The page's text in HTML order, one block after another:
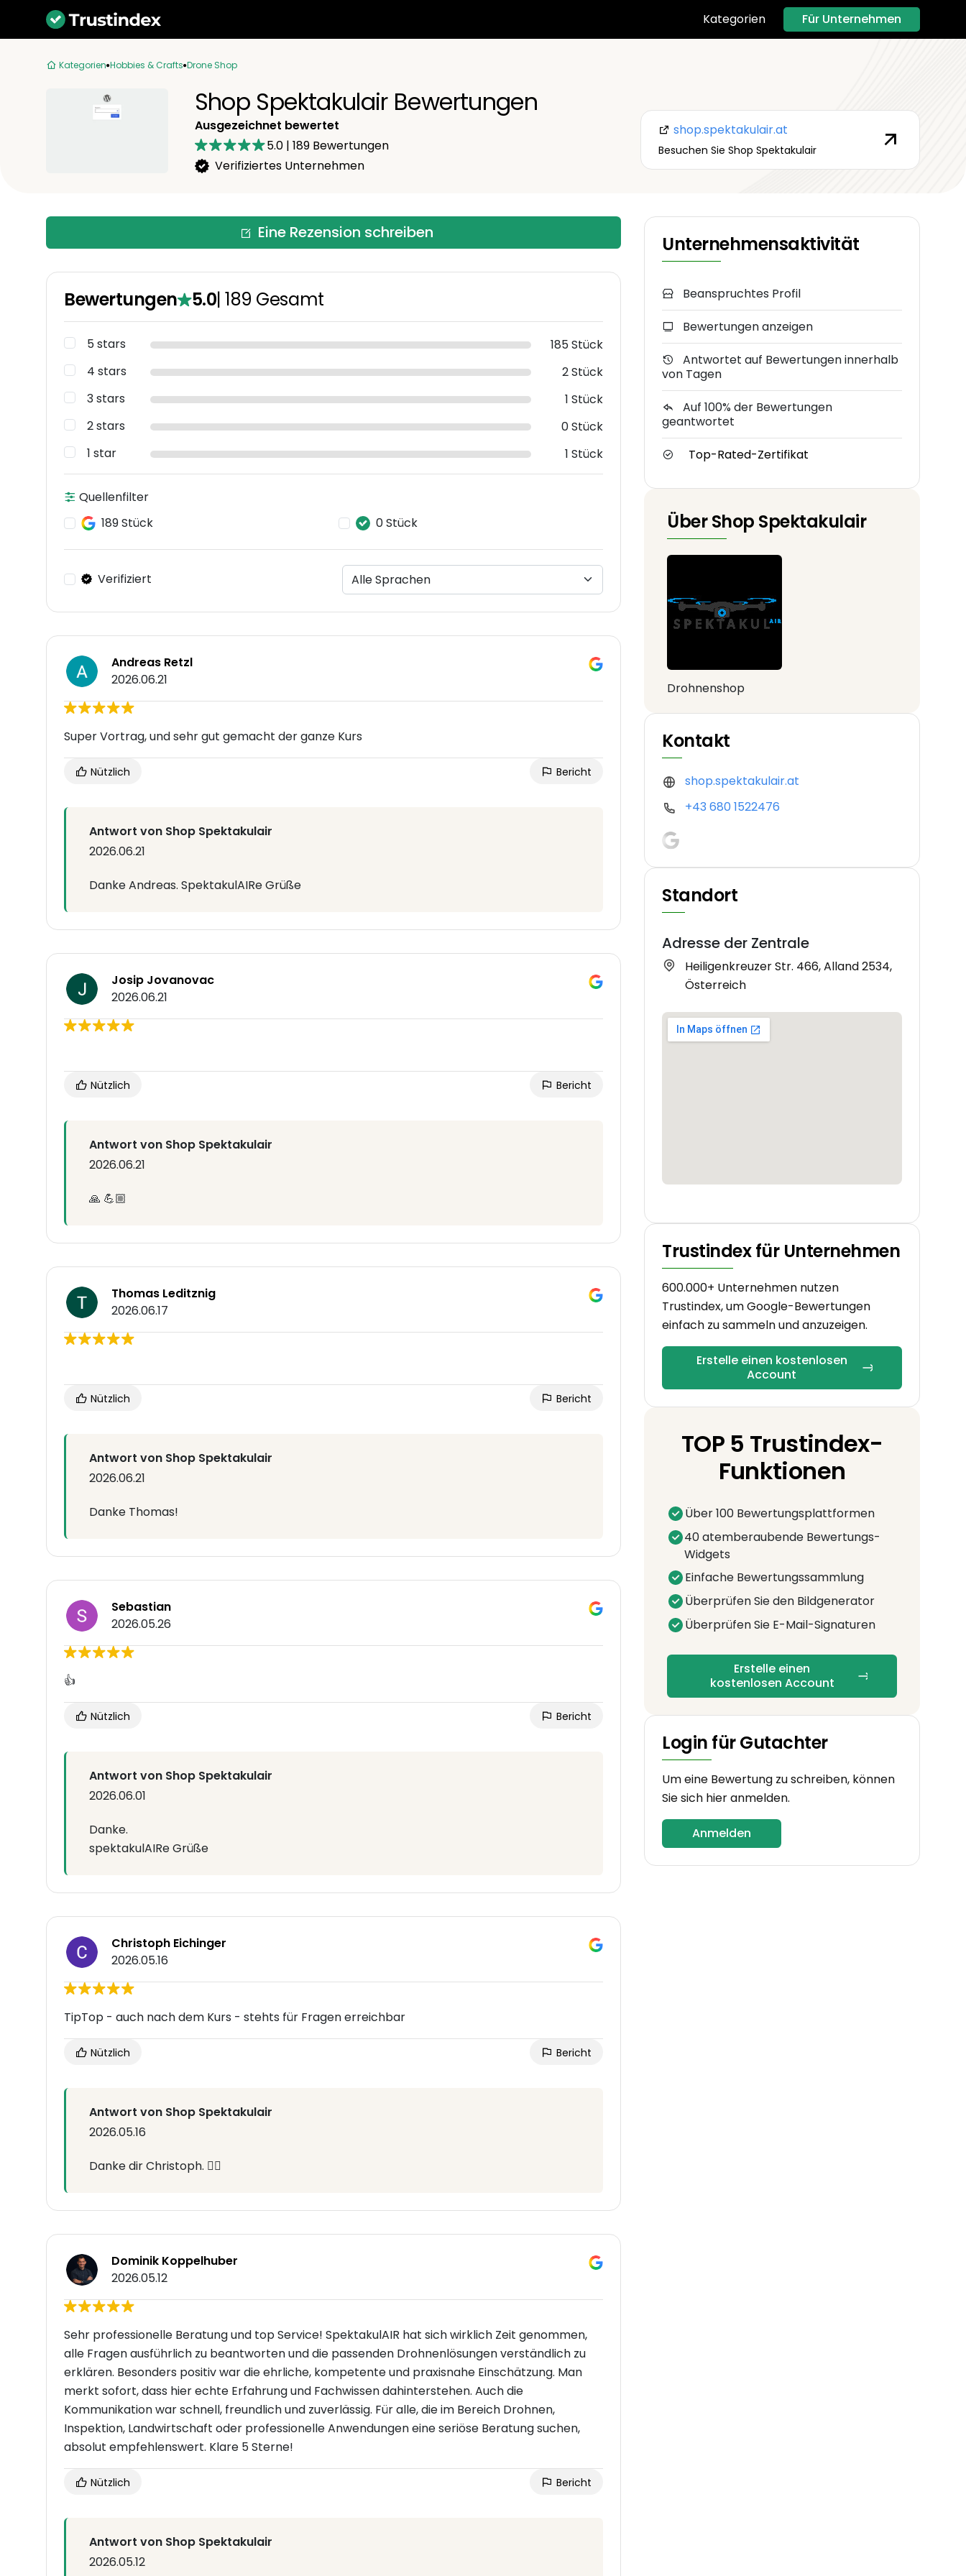
Kategorien Für Unternehmen
Kategorien Hobbies & Crafts Drone Shop
Shop Spektakulair Bewertungen
Ausgezeichnet bewertet
5.0 | 189Bewertungen
Verifiziertes Unternehmen
shop.spektakulair.at
Besuchen Sie Shop Spektakulair
Eine Rezension schreiben
Bewertungen 5.0|189 Gesamt
5 stars
185 Stück
4 stars
2 Stück
3 stars
1 Stück
2 stars
0 Stück
1 star
1 Stück
Quellenfilter
189 Stück
0 Stück
Verifiziert
Andreas Retzl
2026.06.21
Super Vortrag, und sehr gut gemacht der ganze Kurs
Nützlich Bericht
Antwort von Shop Spektakulair
2026.06.21
Danke Andreas. SpektakulAIRe Grüße
Josip Jovanovac
2026.06.21
Nützlich Bericht
Antwort von Shop Spektakulair
2026.06.21
🙏 💪🏼
Thomas Leditznig
2026.06.17
Nützlich Bericht
Antwort von Shop Spektakulair
2026.06.21
Danke Thomas!
Sebastian
2026.05.26
👍
Nützlich Bericht
Antwort von Shop Spektakulair
2026.06.01
Danke.
spektakulAIRe Grüße
Christoph Eichinger
2026.05.16
TipTop - auch nach dem Kurs - stehts für Fragen erreichbar
Nützlich Bericht
Antwort von Shop Spektakulair
2026.05.16
Danke dir Christoph. 👍🏻
Dominik Koppelhuber
2026.05.12
Sehr professionelle Beratung und top Service! SpektakulAIR hat sich wirklich Zeit genommen,
alle Fragen ausführlich zu beantworten und die passenden Drohnenlösungen verständlich zu
erklären. Besonders positiv war die ehrliche, kompetente und praxisnahe Einschätzung. Man
merkt sofort, dass hier echte Erfahrung und Fachwissen dahinterstehen. Auch die
Kommunikation war schnell, freundlich und zuverlässig. Für alle, die im Bereich Drohnen,
Inspektion, Landwirtschaft oder professionelle Anwendungen eine seriöse Beratung suchen,
absolut empfehlenswert. Klare 5 Sterne!
Nützlich Bericht
Antwort von Shop Spektakulair
2026.05.12
Unternehmensaktivität
Beanspruchtes Profil
Bewertungen anzeigen
Antwortet auf Bewertungen innerhalb
von Tagen
Auf 100% der Bewertungen
geantwortet
Top-Rated-Zertifikat
Über Shop Spektakulair
Drohnenshop
Kontakt
shop.spektakulair.at
+43 680 1522476
Standort
Adresse der Zentrale
Heiligenkreuzer Str. 466, Alland 2534,
Österreich
Trustindex für Unternehmen
600.000+ Unternehmen nutzen
Trustindex, um Google-Bewertungen
einfach zu sammeln und anzuzeigen.
Erstelle einen kostenlosen
Account
TOP 5 Trustindex-
Funktionen
Über 100 Bewertungsplattformen
40 atemberaubende Bewertungs-
Widgets
Einfache Bewertungssammlung
Überprüfen Sie den Bildgenerator
Überprüfen Sie E-Mail-Signaturen
Erstelle einen
kostenlosen Account
Login für Gutachter
Um eine Bewertung zu schreiben, können
Sie sich hier anmelden.
Anmelden